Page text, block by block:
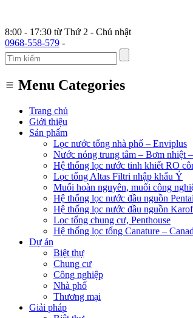
8:00 - 17:30 từ Thứ 2 - Chủ nhật
0968-558-579 -
Menu Categories
Trang chủ
Giới thiệu
Sản phẩm
Lọc nước tổng nhà phố – Enviplus
Nước nóng trung tâm – Bơm nhiệt
Hệ thống lọc nước tinh khiết RO
Lọc tổng Altas Filtri nhập khẩu Ý
Muối hoàn nguyên, muối công
Hệ thống lọc nước đầu nguồn
Hệ thống lọc nước đầu nguồn
Lọc tổng chung cư, Penthouse
Hệ thống lọc tổng Canature –
Dự án
Biệt thự
Chung cư
Công nghiệp
Nhà phố
Thương mại
Giải pháp